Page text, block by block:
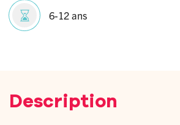
6-12 ans
Description